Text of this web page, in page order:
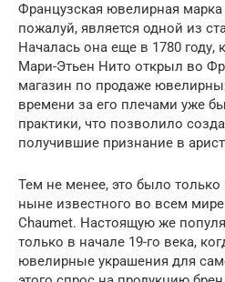
Французская ювелирная
пожалуй, является одной из
Началась она еще в 1780
Мари-Этьен Нито открыл во
магазин по продаже
времени за его плечами уже
практики, что позволило
получившие признание в
Тем не менее, это было
ныне известного во всем
Chaumet. Настоящую же
только в начале 19-го века,
ювелирные украшения для